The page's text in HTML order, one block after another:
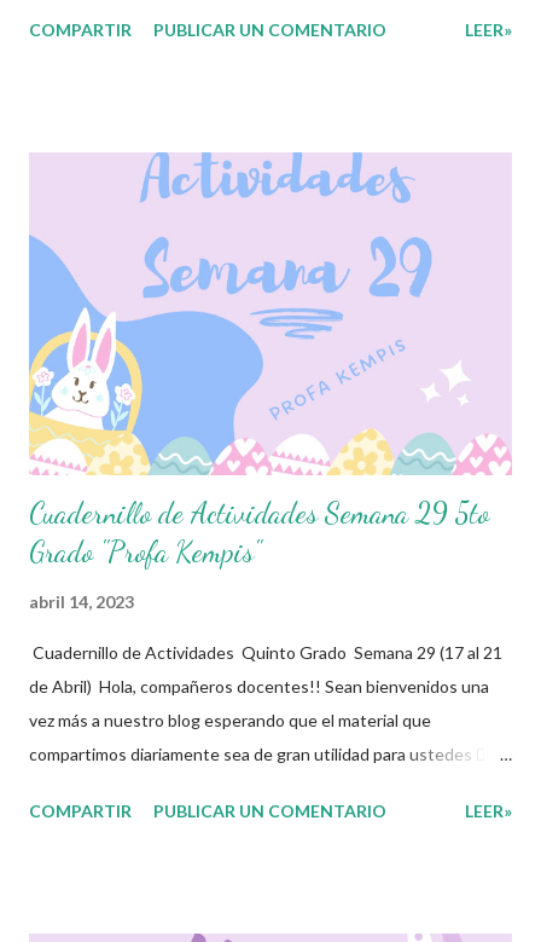
segundo trimestre ya ha concluido y esto nos lleva a iniciar el
que contienen actividades que les resultaran de gran utilidad
para repasar y lograr los aprendizajes esperados que se
pretenden alcanzar en este trimestre. Esperando que este
material sea de gran utilidad para fortalecer los procesos de
enseñanza y aprendizaje para que los alumnos alcacen los
niveles de logro educativo. Agradecemos a los creadores de
estos increibles archivos ya que gracias a su dedicacion y trabajo
podemos goz...
COMPARTIR PUBLICAR UN COMENTARIO LEER»
Cuadernillo de Actividades Semana 29 5to
Grado "Profa Kempis"
abril 14, 2023
Cuadernillo de Actividades Quinto Grado Semana 29 (17 al 21
de Abril) Hola, compañeros docentes!! Sean bienvenidos una
vez más a nuestro blog esperando que el material que
compartimos diariamente sea de gran utilidad para ustedes 🙋🏽‍♂️
cuadernillo de actividades de la semana 29 donde encontrarán
COMPARTIR PUBLICAR UN COMENTARIO LEER»